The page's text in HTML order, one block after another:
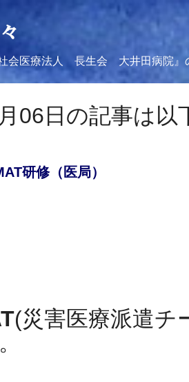
会医療法人 長生会 大井田病院』
06日の記事は以
研修（医局）
(災害医療派遣チ